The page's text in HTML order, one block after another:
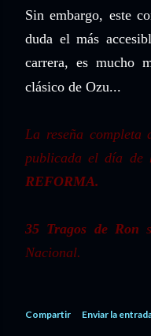
Sin embargo, este
duda el más
carrera, es mucho
clásico de Ozu...
La reseña completa
publicada el día de
REFORMA.
35 Tragos de Ron
Nacional.
Compartir Enviar la